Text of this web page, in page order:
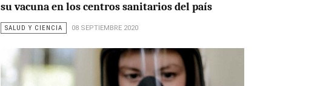
su vacuna en los centros sanitarios del país
SALUD Y CIENCIA 08 SEPTIEMBRE 2020